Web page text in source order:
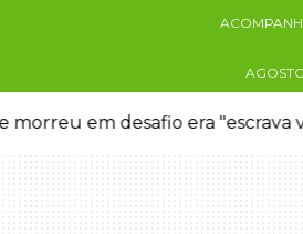
morreu em desafio era "escrava